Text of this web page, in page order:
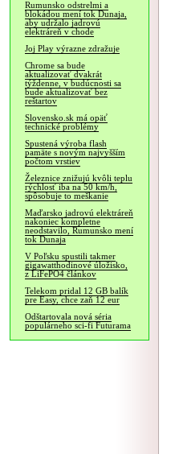
Rumunsko odstrelmi a
blokádou mení tok Dunaja,
aby udržalo jadrovú
elektráreň v chode
Joj Play výrazne zdražuje
Chrome sa bude
aktualizovať dvakrát
týždenne, v budúcnosti sa
bude aktualizovať bez
reštartov
Slovensko.sk má opäť
technické problémy
Spustená výroba flash
pamäte s novým najvyšším
počtom vrstiev
Železnice znižujú kvôli teplu
rýchlosť iba na 50 km/h,
spôsobuje to meškanie
Maďarsko jadrovú elektráreň
nakoniec kompletne
neodstavilo, Rumunsko mení
tok Dunaja
V Poľsku spustili takmer
gigawatthodinové úložisko,
z LiFePO4 článkov
Telekom pridal 12 GB balík
pre Easy, chce zaň 12 eur
Odštartovala nová séria
populárneho sci-fi Futurama